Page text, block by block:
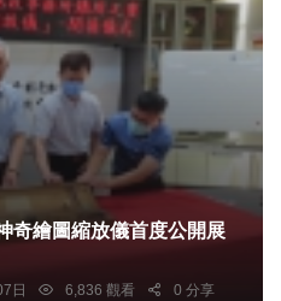
奇繪圖縮放儀首度公開展
日 6,836 觀看 0 分享